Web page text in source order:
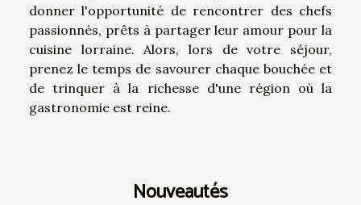
donner l'opportunité de rencontrer des chefs
passionnés, prêts à partager leur amour pour la
cuisine lorraine. Alors, lors de votre séjour,
prenez le temps de savourer chaque bouchée et
de trinquer à la richesse d'une région où la
gastronomie est reine.
Nouveautés